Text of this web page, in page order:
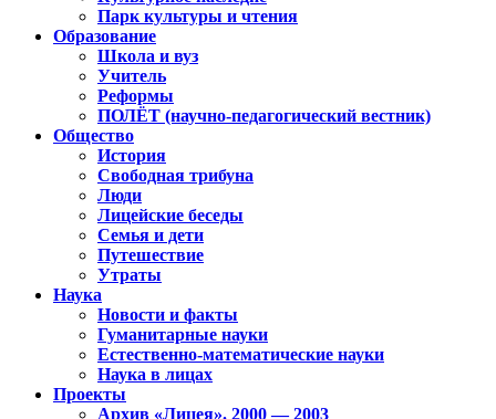
Парк культуры и чтения
Образование
Школа и вуз
Учитель
Реформы
ПОЛЁТ (научно-педагогический вестник)
Общество
История
Свободная трибуна
Люди
Лицейские беседы
Семья и дети
Путешествие
Утраты
Наука
Новости и факты
Гуманитарные науки
Естественно-математические науки
Наука в лицах
Проекты
Архив «Лицея». 2000 — 2003